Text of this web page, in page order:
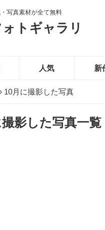
写真素材が全て無料
ォトギャラリ
人気 新
› 10月に撮影した写真
影した写真一